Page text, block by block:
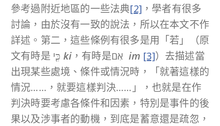
參考過附近地區的一些法典[2] ，學者有很多
討論，由於沒有一致的說法，所以在本文不作
詳述。第二，這些條例有很多是用「若」（原
ki im [3]）去描述當
出現某些處境、條件或情況時，「就著這樣的
情況……，就要這樣判決……」，也就是在作
判決時要考慮各條件和因素，特別是事件的後
果以及涉事者的動機，到底是蓄意還是疏忽，